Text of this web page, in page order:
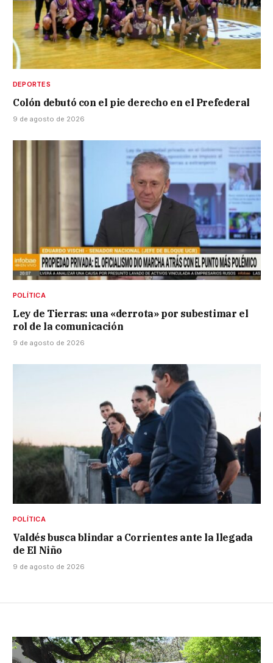
DEPORTES
Colón debutó con el pie derecho en el Prefederal
9 de agosto de 2026
POLÍTICA
Ley de Tierras: una «derrota» por subestimar el
rol de la comunicación
9 de agosto de 2026
POLÍTICA
Valdés busca blindar a Corrientes ante la llegada
de El Niño
9 de agosto de 2026